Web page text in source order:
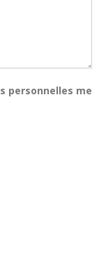
personnelles me